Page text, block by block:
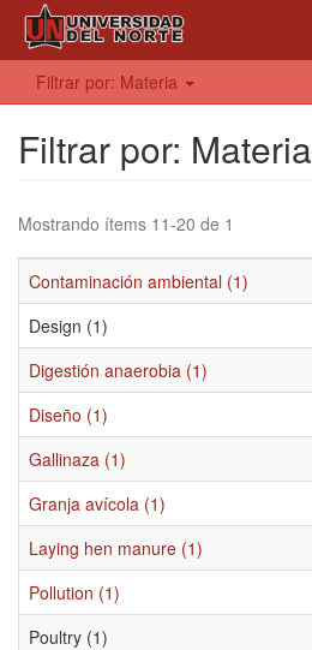
Filtrar por: Materia
Filtrar por: Materia
Mostrando ítems 11-20 de 1
Contaminación ambiental (1)
Design (1)
Digestión anaerobia (1)
Diseño (1)
Gallinaza (1)
Granja avícola (1)
Laying hen manure (1)
Pollution (1)
Poultry (1)